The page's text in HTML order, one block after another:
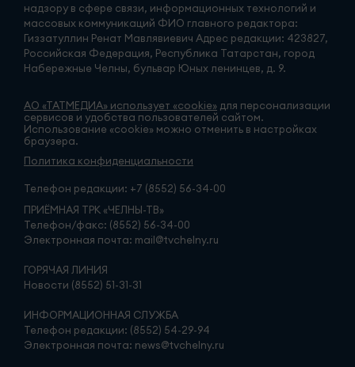
надзору в сфере связи, информационных технологий и
массовых коммуникаций ФИО главного редактора:
Гиззатуллин Ренат Мавлявиевич Адрес редакции: 423827,
Российская Федерация, Республика Татарстан, город
Набережные Челны, бульвар Юных ленинцев, д. 9.
АО «ТАТМЕДИА» использует «cookie» для персонализации
сервисов и удобства пользователей сайтом.
Использование «cookie» можно отменить в настройках
браузера.
Политика конфиденциальности
Телефон редакции: +7 (8552) 56-34-00
ПРИЁМНАЯ ТРК «ЧЕЛНЫ-ТВ»
Телефон/факс: (8552) 56-34-00
Электронная почта: mail@tvchelny.ru
ГОРЯЧАЯ ЛИНИЯ
Новости (8552) 51-31-31
ИНФОРМАЦИОННАЯ СЛУЖБА
Телефон редакции: (8552) 54-29-94
Электронная почта: news@tvchelny.ru